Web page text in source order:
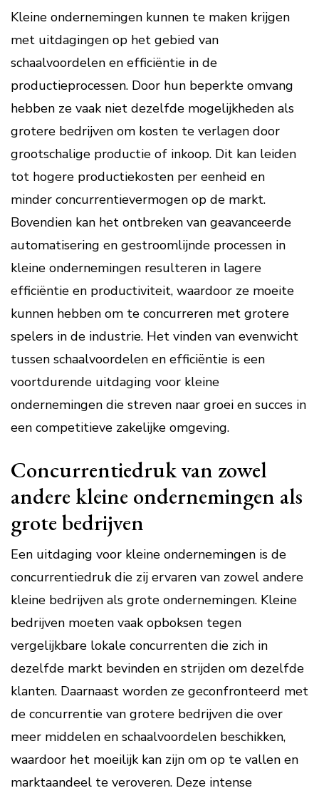
Kleine ondernemingen kunnen te maken krijgen
met uitdagingen op het gebied van
schaalvoordelen en efficiëntie in de
productieprocessen. Door hun beperkte omvang
hebben ze vaak niet dezelfde mogelijkheden als
grotere bedrijven om kosten te verlagen door
grootschalige productie of inkoop. Dit kan leiden
tot hogere productiekosten per eenheid en
minder concurrentievermogen op de markt.
Bovendien kan het ontbreken van geavanceerde
automatisering en gestroomlijnde processen in
kleine ondernemingen resulteren in lagere
efficiëntie en productiviteit, waardoor ze moeite
kunnen hebben om te concurreren met grotere
spelers in de industrie. Het vinden van evenwicht
tussen schaalvoordelen en efficiëntie is een
voortdurende uitdaging voor kleine
ondernemingen die streven naar groei en succes in
een competitieve zakelijke omgeving.
Concurrentiedruk van zowel
andere kleine ondernemingen als
grote bedrijven
Een uitdaging voor kleine ondernemingen is de
concurrentiedruk die zij ervaren van zowel andere
kleine bedrijven als grote ondernemingen. Kleine
bedrijven moeten vaak opboksen tegen
vergelijkbare lokale concurrenten die zich in
dezelfde markt bevinden en strijden om dezelfde
klanten. Daarnaast worden ze geconfronteerd met
de concurrentie van grotere bedrijven die over
meer middelen en schaalvoordelen beschikken,
waardoor het moeilijk kan zijn om op te vallen en
marktaandeel te veroveren. Deze intense